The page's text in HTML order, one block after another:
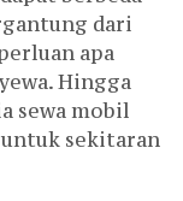
dari
apa
Hingga
sewa mobil
sekitaran